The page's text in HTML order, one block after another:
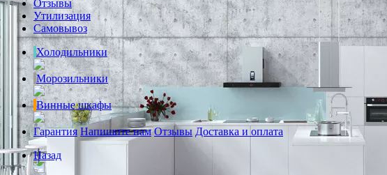
Отзывы
Утилизация
Самовывоз
Холодильники
Морозильники
Винные шкафы
Гарантия Напишите нам Отзывы Доставка и оплата
Назад